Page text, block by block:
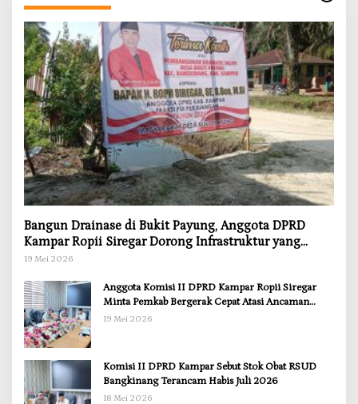
Bangun Drainase di Bukit Payung, Anggota DPRD
Kampar Ropii Siregar Dorong Infrastruktur yang
Menyentuh Kebutuhan Dasar
19 Mei 2026
Anggota Komisi II DPRD Kampar Ropii Siregar
Minta Pemkab Bergerak Cepat Atasi Ancaman
Kekosongan Obat demi Wujudkan Kampar Dihati
19 Mei 2026
Komisi II DPRD Kampar Sebut Stok Obat RSUD
Bangkinang Terancam Habis Juli 2026
18 Mei 2026